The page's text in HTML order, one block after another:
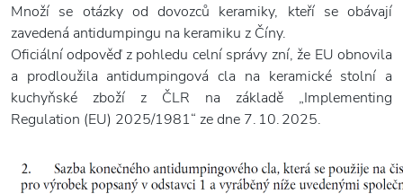
Množí se otázky od dovozců keramiky, kteří se obávají
zavedená antidumpingu na keramiku z Číny.
Oficiální odpověď z pohledu celní správy zní, že EU obnovila
a prodloužila antidumpingová cla na keramické stolní a
kuchyňské zboží z ČLR na základě „Implementing
Regulation (EU) 2025/1981“ ze dne 7. 10. 2025.